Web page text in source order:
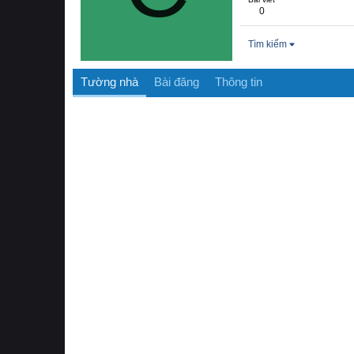
0
Tìm kiếm
Tường nhà Bài đăng Thông tin